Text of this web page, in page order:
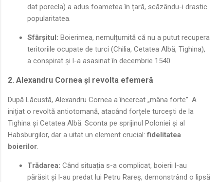
dat porecla) a adus foametea în țară, scăzându-i drastic
popularitatea.
Sfârșitul: Boierimea, nemulțumită că nu a putut recupera
teritoriile ocupate de turci (Chilia, Cetatea Albă, Tighina),
a conspirat și l-a asasinat în decembrie 1540.
2. Alexandru Cornea și revolta efemeră
După Lăcustă, Alexandru Cornea a încercat „mâna forte”. A
inițiat o revoltă antiotomană, atacând forțele turcești de la
Tighina și Cetatea Albă. Sconta pe sprijinul Poloniei și al
Habsburgilor, dar a uitat un element crucial:fidelitatea
boierilor.
Trădarea: Când situația s-a complicat, boierii l-au
părăsit și l-au predat lui Petru Rareș, demonstrând o lipsă